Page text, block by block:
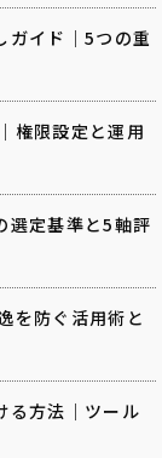
イド｜5つの重
権限設定と運用
定基準と5軸評
を防ぐ活用術と
方法｜ツール